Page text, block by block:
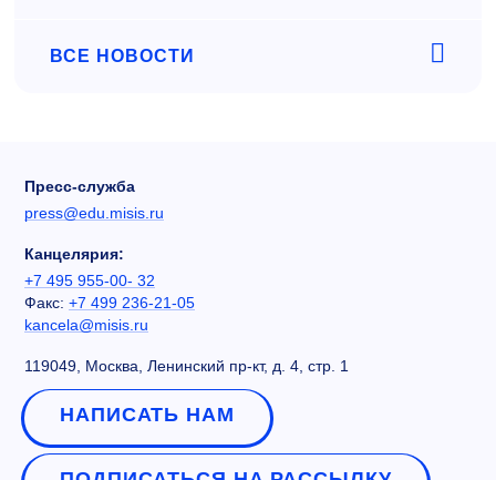
ВСЕ НОВОСТИ
Пресс-служба
press@edu.misis.ru
Канцелярия:
+7 495 955-00- 32
Факс: +7 499 236-21-05
kancela@misis.ru
119049, Москва, Ленинский пр-кт, д. 4, стр. 1
НАПИСАТЬ НАМ